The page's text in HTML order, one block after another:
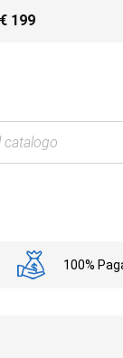
€ 199
100%